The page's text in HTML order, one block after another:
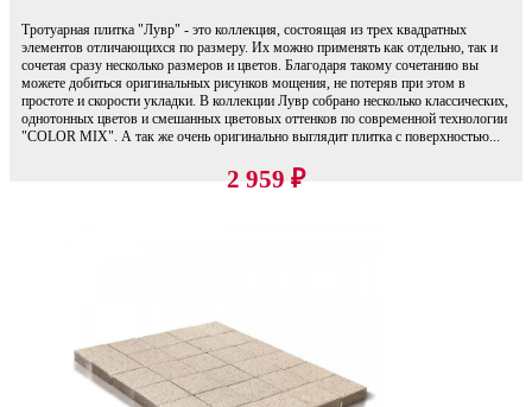
Тротуарная плитка "Лувр" - это коллекция, состоящая из трех квадратных
элементов отличающихся по размеру. Их можно применять как отдельно, так и
сочетая сразу несколько размеров и цветов. Благодаря такому сочетанию вы
можете добиться оригинальных рисунков мощения, не потеряв при этом в
простоте и скорости укладки. В коллекции Лувр собрано несколько классических,
однотонных цветов и смешанных цветовых оттенков по современной технологии
"COLOR MIX". А так же очень оригинально выглядит плитка с поверхностью...
2 959 ₽